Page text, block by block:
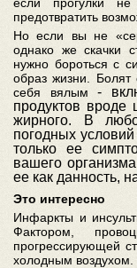
предотвратить
Но если вы не
однако же скачки
нужно бороться с
образ жизни. Болят
себя вялым-
продуктов
жирного. В
погодных условий
только ее
вашего
ее как данность,
Это интересно
Инфаркты и
Фактором,
прогрессирующей
холодным воздухом.